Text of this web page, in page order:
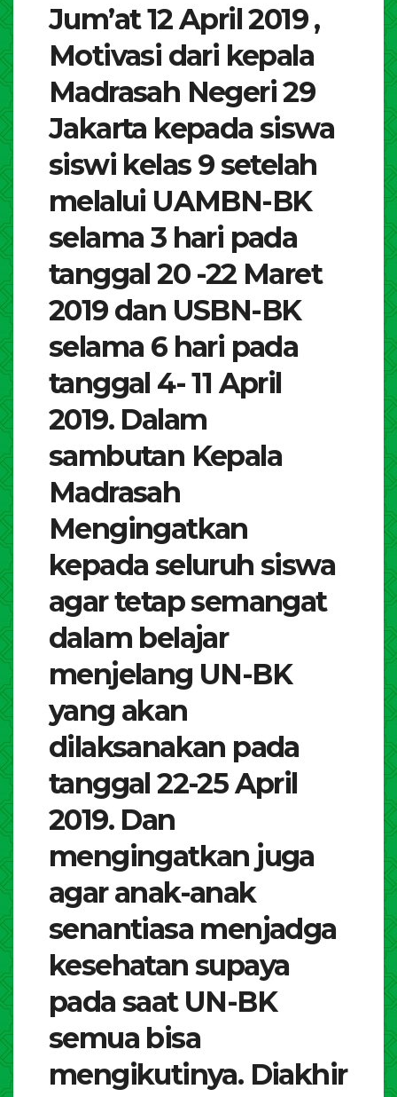
Jum’at 12 April 2019 ,
Motivasi dari kepala
Madrasah Negeri 29
Jakarta kepada siswa
siswi kelas 9 setelah
melalui UAMBN-BK
selama 3 hari pada
tanggal 20 -22 Maret
2019 dan USBN-BK
selama 6 hari pada
tanggal 4- 11 April
2019. Dalam
sambutan Kepala
Madrasah
Mengingatkan
kepada seluruh siswa
agar tetap semangat
dalam belajar
menjelang UN-BK
yang akan
dilaksanakan pada
tanggal 22-25 April
2019. Dan
mengingatkan juga
agar anak-anak
senantiasa menjadga
kesehatan supaya
pada saat UN-BK
semua bisa
mengikutinya. Diakhir